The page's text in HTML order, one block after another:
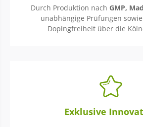
Durch Produktion nach GMP,
unabhängige Prüfungen
Dopingfreiheit über die
Exklusive